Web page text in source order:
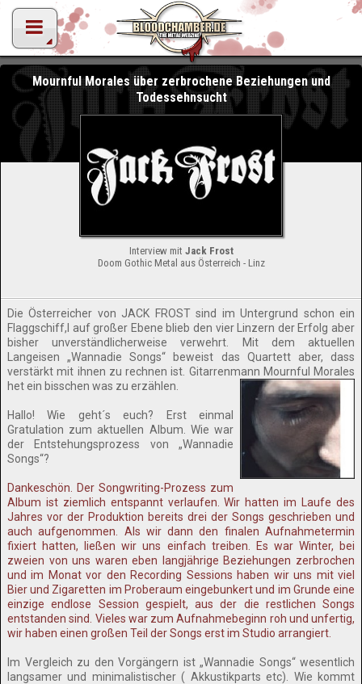
Mournful Morales über zerbrochene Beziehungen und
Todessehnsucht
Interview mit Jack Frost
Doom Gothic Metal aus Österreich - Linz
Die Österreicher von JACK FROST sind im Untergrund schon ein
Flaggschiff,l auf großer Ebene blieb den vier Linzern der Erfolg aber
bisher unverständlicherweise verwehrt. Mit dem aktuellen
Langeisen „Wannadie Songs“ beweist das Quartett aber, dass
verstärkt mit ihnen zu rechnen ist. Gitarrenmann Mournful Morales
het ein bisschen was zu erzählen.
Hallo! Wie geht´s euch? Erst einmal
Gratulation zum aktuellen Album. Wie war
der Entstehungsprozess von „Wannadie
Songs“?
Dankeschön. Der Songwriting-Prozess zum
Album ist ziemlich entspannt verlaufen. Wir hatten im Laufe des
Jahres vor der Produktion bereits drei der Songs geschrieben und
auch aufgenommen. Als wir dann den finalen Aufnahmetermin
fixiert hatten, ließen wir uns einfach treiben. Es war Winter, bei
zweien von uns waren eben langjährige Beziehungen zerbrochen
und im Monat vor den Recording Sessions haben wir uns mit viel
Bier und Zigaretten im Proberaum eingebunkert und im Grunde eine
einzige endlose Session gespielt, aus der die restlichen Songs
entstanden sind. Vieles war zum Aufnahmebeginn roh und unfertig,
wir haben einen großen Teil der Songs erst im Studio arrangiert.
Im Vergleich zu den Vorgängern ist „Wannadie Songs“ wesentlich
langsamer und minimalistischer ( Akkustikparts etc). Wie kommt